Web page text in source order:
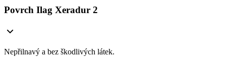
Povrch Ilag Xeradur 2
Nepřilnavý a bez škodlivých látek.